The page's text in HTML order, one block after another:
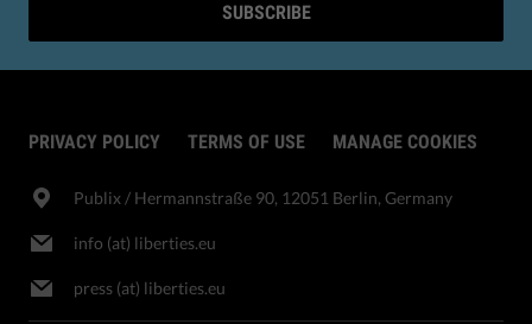
SUBSCRIBE
PRIVACY POLICY TERMS OF USE MANAGE COOKIES
Publix​ / Hermannstraße 90, 12051 Berlin, Germany
info (at) liberties.eu
press (at) liberties.eu